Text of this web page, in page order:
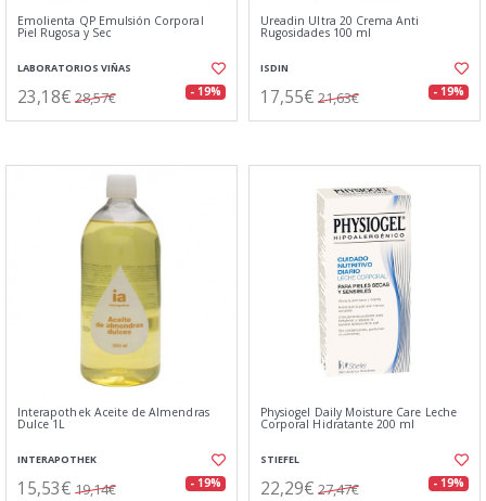
Emolienta QP Emulsión Corporal
Piel Rugosa y Sec
LABORATORIOS VIÑAS
23,18€ 28,57€ - 19%
Ureadin Ultra 20 Crema Anti
Rugosidades 100 ml
ISDIN
17,55€ 21,63€ - 19%
Interapothek Aceite de Almendras
Dulce 1L
INTERAPOTHEK
15,53€ 19,14€ - 19%
Physiogel Daily Moisture Care Leche
Corporal Hidratante 200 ml
STIEFEL
22,29€ 27,47€ - 19%